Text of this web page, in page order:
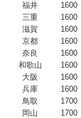
福井
1600
三重
1600
滋賀
1600
京都
1600
奈良
1600
和歌山
1600
大阪
1600
兵庫
1600
鳥取
1700
岡山
1700